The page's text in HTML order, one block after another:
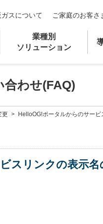
ガスについて ご家庭のお客さ
業種別
ソリューション
合わせ(FAQ)
更 >
HelloOG!ポータルからのサービ
スリンクの表示